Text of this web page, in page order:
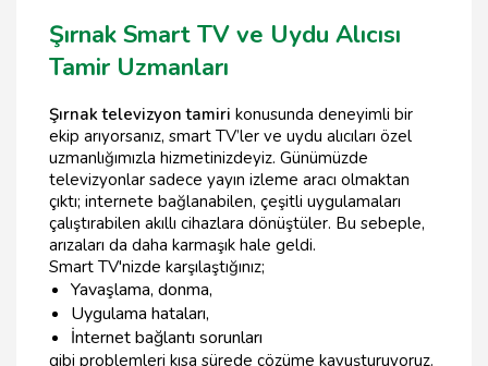
Şırnak Smart TV ve Uydu Alıcısı
Tamir Uzmanları
Şırnak televizyon tamiri konusunda deneyimli bir
ekip arıyorsanız, smart TV’ler ve uydu alıcıları özel
uzmanlığımızla hizmetinizdeyiz. Günümüzde
televizyonlar sadece yayın izleme aracı olmaktan
çıktı; internete bağlanabilen, çeşitli uygulamaları
çalıştırabilen akıllı cihazlara dönüştüler. Bu sebeple,
arızaları da daha karmaşık hale geldi.
Smart TV'nizde karşılaştığınız;
Yavaşlama, donma,
Uygulama hataları,
İnternet bağlantı sorunları
gibi problemleri kısa sürede çözüme kavuşturuyoruz.